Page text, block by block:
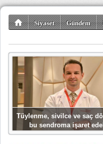
Siyaset Gündem
Tüylenme, sivilce ve saç
bu sendroma işaret